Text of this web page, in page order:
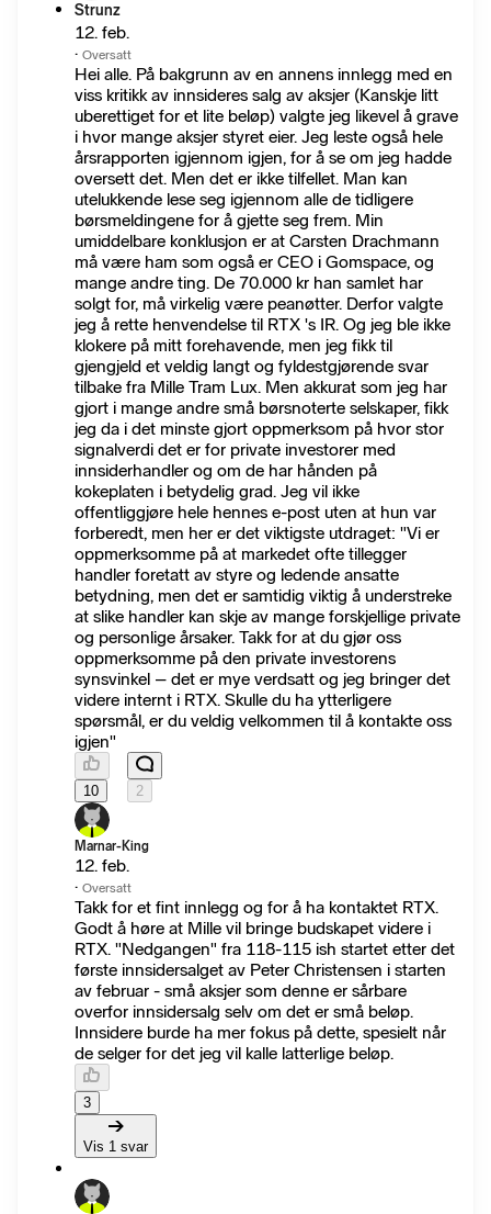
Strunz
12. feb.
· Oversatt
Hei alle. På bakgrunn av en annens innlegg med en
viss kritikk av innsideres salg av aksjer (Kanskje litt
uberettiget for et lite beløp) valgte jeg likevel å grave
i hvor mange aksjer styret eier. Jeg leste også hele
årsrapporten igjennom igjen, for å se om jeg hadde
oversett det. Men det er ikke tilfellet. Man kan
utelukkende lese seg igjennom alle de tidligere
børsmeldingene for å gjette seg frem. Min
umiddelbare konklusjon er at Carsten Drachmann
må være ham som også er CEO i Gomspace, og
mange andre ting. De 70.000 kr han samlet har
solgt for, må virkelig være peanøtter. Derfor valgte
jeg å rette henvendelse til RTX 's IR. Og jeg ble ikke
klokere på mitt forehavende, men jeg fikk til
gjengjeld et veldig langt og fyldestgjørende svar
tilbake fra Mille Tram Lux. Men akkurat som jeg har
gjort i mange andre små børsnoterte selskaper, fikk
jeg da i det minste gjort oppmerksom på hvor stor
signalverdi det er for private investorer med
innsiderhandler og om de har hånden på
kokeplaten i betydelig grad. Jeg vil ikke
offentliggjøre hele hennes e-post uten at hun var
forberedt, men her er det viktigste utdraget: "Vi er
oppmerksomme på at markedet ofte tillegger
handler foretatt av styre og ledende ansatte
betydning, men det er samtidig viktig å understreke
at slike handler kan skje av mange forskjellige private
og personlige årsaker. Takk for at du gjør oss
oppmerksomme på den private investorens
synsvinkel – det er mye verdsatt og jeg bringer det
videre internt i RTX. Skulle du ha ytterligere
spørsmål, er du veldig velkommen til å kontakte oss
igjen"
10 2
Marnar-King
12. feb.
· Oversatt
Takk for et fint innlegg og for å ha kontaktet RTX.
Godt å høre at Mille vil bringe budskapet videre i
RTX. "Nedgangen" fra 118-115 ish startet etter det
første innsidersalget av Peter Christensen i starten
av februar - små aksjer som denne er sårbare
overfor innsidersalg selv om det er små beløp.
Innsidere burde ha mer fokus på dette, spesielt når
de selger for det jeg vil kalle latterlige beløp.
3
Vis 1 svar